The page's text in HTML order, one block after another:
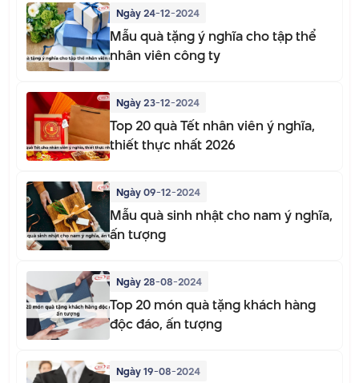
Ngày 24-12-2024
Mẫu quà tặng ý nghĩa cho tập thể
nhân viên công ty
Ngày 23-12-2024
Top 20 quà Tết nhân viên ý nghĩa,
thiết thực nhất 2026
Ngày 09-12-2024
Mẫu quà sinh nhật cho nam ý nghĩa,
ấn tượng
Ngày 28-08-2024
Top 20 món quà tặng khách hàng
độc đáo, ấn tượng
Ngày 19-08-2024